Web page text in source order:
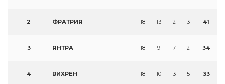
2 ФРАТРИЯ 18 13 2 3 41
3 ЯНТРА 18 9 7 2 34
4 ВИХРЕН 18 10 3 5 33